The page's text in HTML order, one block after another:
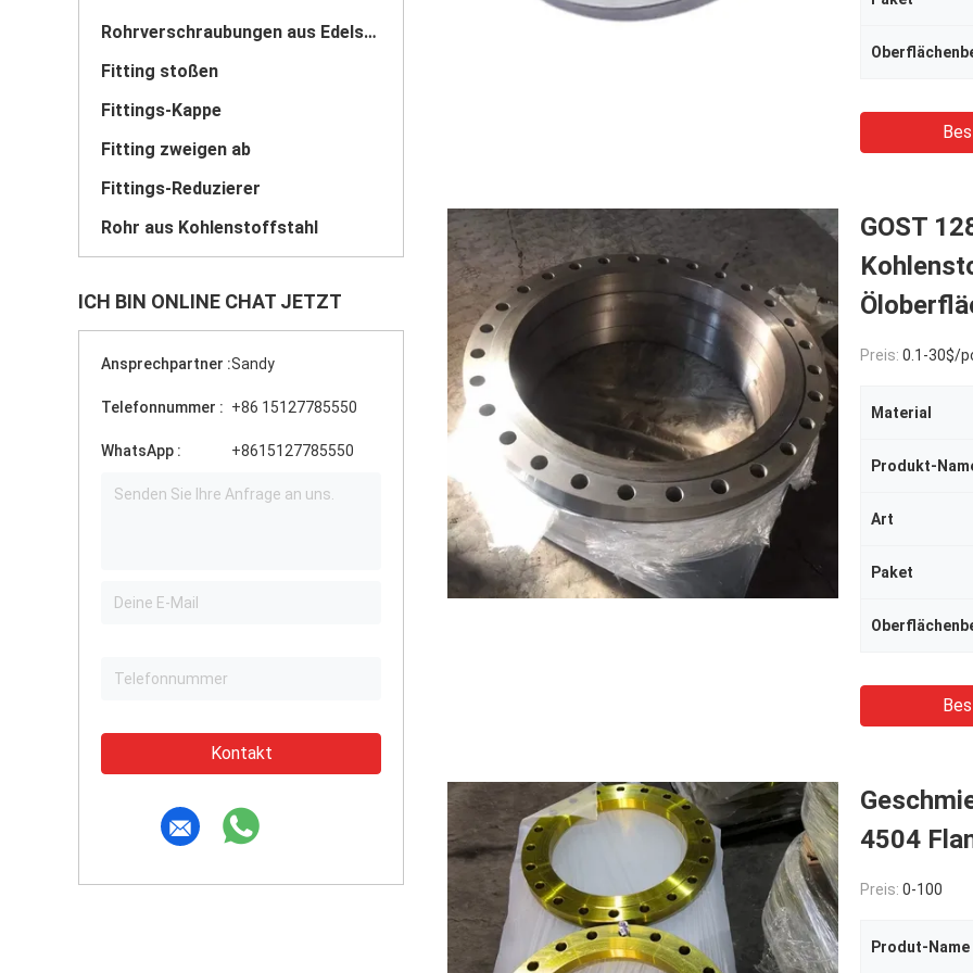
Rohrverschraubungen aus Edelstahl
Fitting stoßen
Fittings-Kappe
Fitting zweigen ab
Fittings-Reduzierer
Rohr aus Kohlenstoffstahl
ICH BIN ONLINE CHAT JETZT
Ansprechpartner :Sandy
Telefonnummer : +86 15127785550
WhatsApp : +8615127785550
Kontakt
GOST
Preis: 0.1-30$/
Material
Produkt-
Art
Paket
4504
Preis: 0-100
Produt-Name